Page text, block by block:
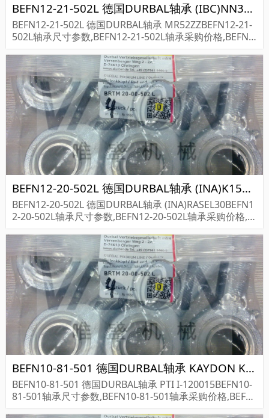
BEFN12-21-502L 德国DURBAL轴承 (IBC)NN3008 KW33MSP
BEFN12-21-502L 德国DURBAL轴承 MR52ZZBEFN12-21-
502L轴承尺寸参数,BEFN12-21-502L轴承采购价格,BEFN1
BEFN12-20-502L 德国DURBAL轴承 (INA)K15X19X10 A
BEFN12-20-502L 德国DURBAL轴承 (INA)RASEL30BEFN1
2-20-502L轴承尺寸参数,BEFN12-20-502L轴承采购价格,B
BEFN10-81-501 德国DURBAL轴承 KAYDON KC080XP0
BEFN10-81-501 德国DURBAL轴承 PTI I-120015BEFN10-
81-501轴承尺寸参数,BEFN10-81-501轴承采购价格,BEFN